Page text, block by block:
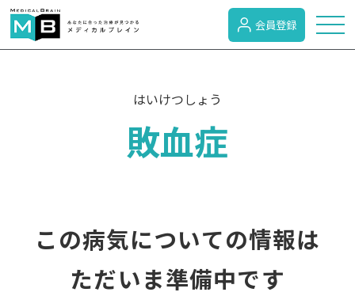
会員登録
はいけつしょう
敗血症
この病気についての情報は
ただいま準備中です